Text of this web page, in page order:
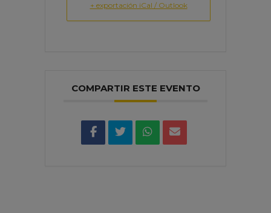
+ exportación iCal / Outlook
COMPARTIR ESTE EVENTO